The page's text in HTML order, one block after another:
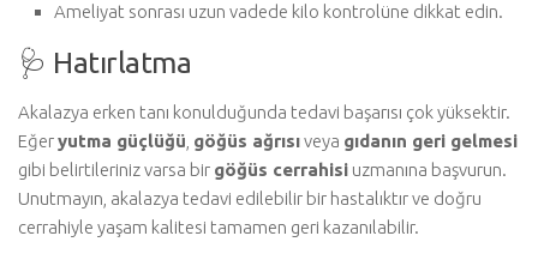
Ameliyat sonrası uzun vadede kilo kontrolüne dikkat edin.
🩺 Hatırlatma
Akalazya erken tanı konulduğunda tedavi başarısı çok yüksektir.
Eğeryutma güçlüğü göğüs ağrısıveya gıdanın geri gelmesi
gibi belirtileriniz varsa bir göğüs cerrahisi uzmanına başvurun.
Unutmayın, akalazya tedavi edilebilir bir hastalıktır ve doğru
cerrahiyle yaşam kalitesi tamamen geri kazanılabilir.